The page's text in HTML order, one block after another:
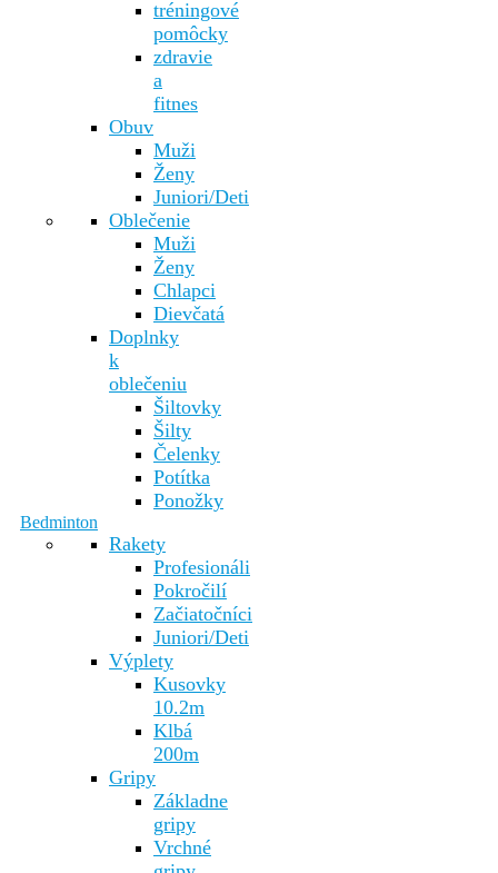
tréningové
pomôcky
zdravie
a
fitnes
Obuv
Muži
Ženy
Juniori/Deti
Oblečenie
Muži
Ženy
Chlapci
Dievčatá
Doplnky
k
oblečeniu
Šiltovky
Šilty
Čelenky
Potítka
Ponožky
Bedminton
Rakety
Profesionáli
Pokročilí
Začiatočníci
Juniori/Deti
Výplety
Kusovky
10.2m
Klbá
200m
Gripy
Základne
gripy
Vrchné